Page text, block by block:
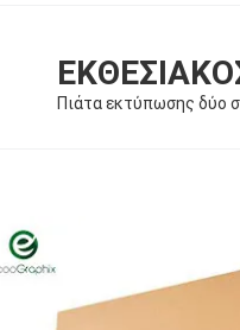
Πιάτα εκτύπωσης δύο